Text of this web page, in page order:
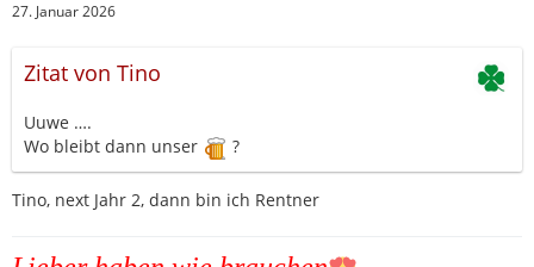
27. Januar 2026
Zitat von Tino
Uuwe ….
Wo bleibt dann unser
?
Tino, next Jahr 2, dann bin ich Rentner